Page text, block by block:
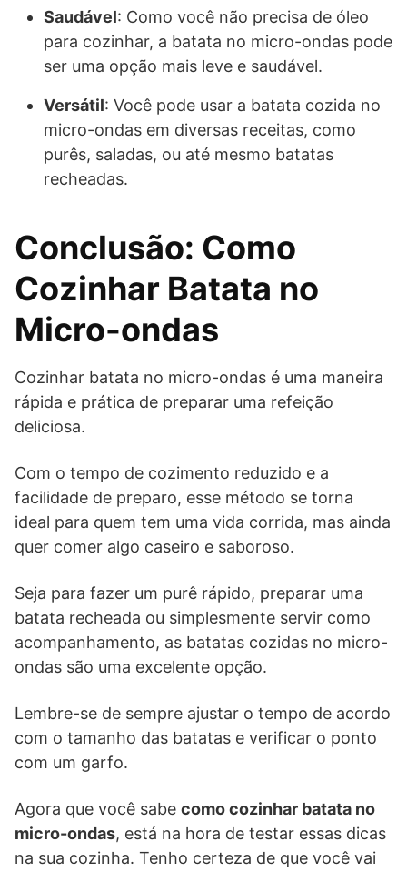
Saudável: Como você não precisa de óleo
para cozinhar, a batata no micro-ondas pode
ser uma opção mais leve e saudável.
Versátil: Você pode usar a batata cozida no
micro-ondas em diversas receitas, como
purês, saladas, ou até mesmo batatas
recheadas.
Conclusão: Como
Cozinhar Batata no
Micro-ondas
Cozinhar batata no micro-ondas é uma maneira
rápida e prática de preparar uma refeição
deliciosa.
Com o tempo de cozimento reduzido e a
facilidade de preparo, esse método se torna
ideal para quem tem uma vida corrida, mas ainda
quer comer algo caseiro e saboroso.
Seja para fazer um purê rápido, preparar uma
batata recheada ou simplesmente servir como
acompanhamento, as batatas cozidas no micro-
ondas são uma excelente opção.
Lembre-se de sempre ajustar o tempo de acordo
com o tamanho das batatas e verificar o ponto
com um garfo.
Agora que você sabe como cozinhar batata no
micro-ondas, está na hora de testar essas dicas
na sua cozinha. Tenho certeza de que você vai